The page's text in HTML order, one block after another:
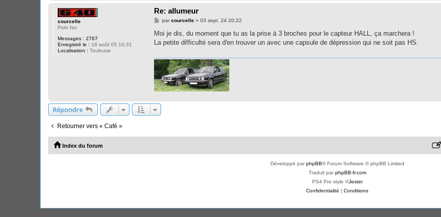
courcelle
Polo fan
Messages : 2767
Enregistré le : 18 août 05 10:31
Localisation : Toulouse
Re: allumeur
M
s
a
parcourcelle» 03 sept. 24 20:22
Moi je dis, du moment que tu as la prise à 3 broches pour le capteur HALL, ça marchera !
La petite difficulté sera d'en trouver un avec une capsule de dépression qui ne soit pas HS.
Répondre
Retourner vers « Café »
Index du forum
Développé parphpBB® Forum Software © phpBB Limited
Traduit parphpBB-fr.com
PS4 Pro style ©Jester
Confidentialité | Conditions